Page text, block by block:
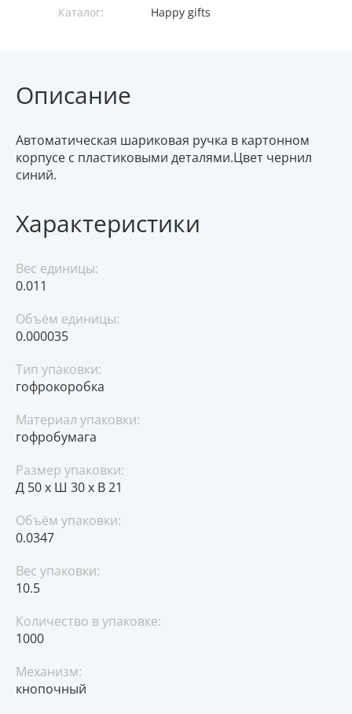
Каталог:
Happy gifts
Описание
Автоматическая шариковая ручка в картонном
корпусе с пластиковыми деталями.Цвет чернил
синий.
Характеристики
Вес единицы:
0.011
Объём единицы:
0.000035
Тип упаковки:
гофрокоробка
Материал упаковки:
гофробумага
Размер упаковки:
Д 50 x Ш 30 x В 21
Объём упаковки:
0.0347
Вес упаковки:
10.5
Количество в упаковке:
1000
Механизм:
кнопочный